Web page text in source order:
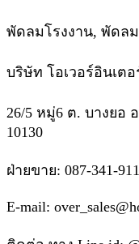
พัดลมโรงงาน, พัดลม
บริษัท โอเวอร์อินเต
26/5 หมู่6 ต. บางยอ
10130
ฝ่ายขาย: 087-341-
E-mail: